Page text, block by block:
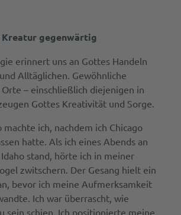
gegenwärtig
erinnert uns an Gottes Handeln
Alltäglichen. Gewöhnliche
– einschließlich diejenigen in
Gottes Kreativität und Sorge.
machte ich, nachdem ich Chicago
hatte. Als ich eines Abends an
stand, hörte ich in meiner
zwitschern. Der Gesang hielt ein
bevor ich meine Aufmerksamkeit
Ich war überrascht, wie
sein schien. Ich positionierte meine